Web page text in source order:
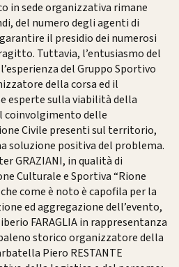
in sede organizzativa rimane
del numero degli agenti di
il presidio dei numerosi
Tuttavia, l’entusiasmo del
del Gruppo Sportivo
della corsa ed il
esperte sulla viabilità della
coinvolgimento delle
Civile presenti sul territorio,
soluzione positiva del problema.
GRAZIANI, in qualità di
Culturale e Sportiva “Rione
come è noto è capofila per la
ed aggregazione dell’evento,
FARAGLIA in rappresentanza
storico organizzatore della
Piero RESTANTE